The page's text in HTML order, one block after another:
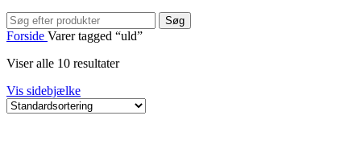
Søg
Forside Varer tagged “uld”
Viser alle 10 resultater
Vis sidebjælke